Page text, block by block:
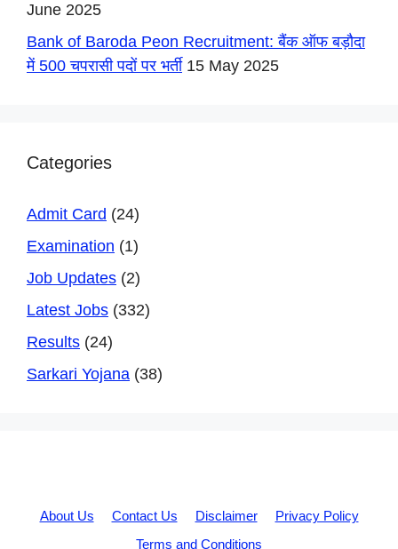
June 2025
Bank of Baroda Peon Recruitment: बैंक ऑफ बड़ौदा
में 500 चपरासी पदों पर भर्ती 15 May 2025
Categories
Admit Card (24)
Examination (1)
Job Updates (2)
Latest Jobs (332)
Results (24)
Sarkari Yojana (38)
About Us Contact Us Disclaimer
Privacy Policy
Terms and Conditions